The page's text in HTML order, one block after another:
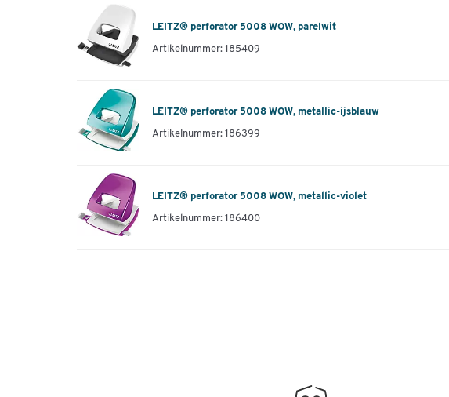
LEITZ® perforator 5008 WOW, parelwit
Artikelnummer: 185409
LEITZ® perforator 5008 WOW, metallic-ijsblauw
Artikelnummer: 186399
LEITZ® perforator 5008 WOW, metallic-violet
Artikelnummer: 186400